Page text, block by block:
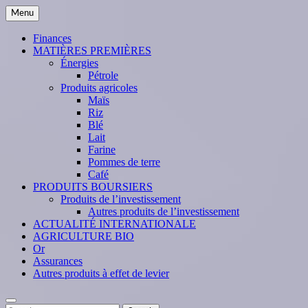
Skip
to
content
Menu
Finances
MATIÈRES PREMIÈRES
Énergies
Pétrole
Produits agricoles
Maïs
Riz
Blé
Lait
Farine
Pommes de terre
Café
PRODUITS BOURSIERS
Produits de l’investissement
Autres produits de l’investissement
ACTUALITÉ INTERNATIONALE
AGRICULTURE BIO
Or
Assurances
Autres produits à effet de levier
Search